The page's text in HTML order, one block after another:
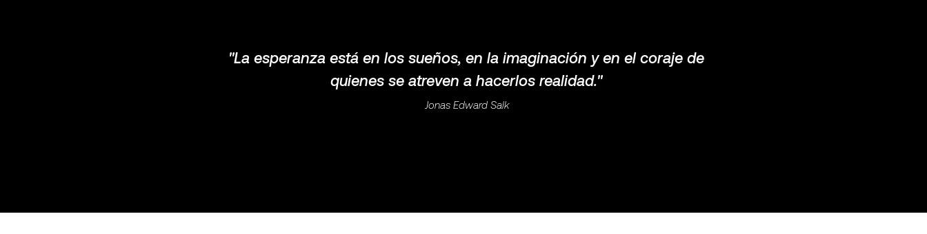
''La esperanza está en los sueños, en la imaginación y en el coraje de
quienes se atreven a hacerlos realidad.''
Jonas Edward Salk